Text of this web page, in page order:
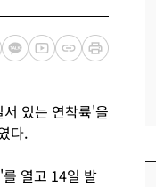
있는 연착륙'을
다.
열고 14일 발